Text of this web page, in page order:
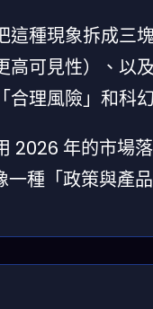
種現象拆成三塊
高可見性）、以及
理風險」和科
2026 年的市
種「政策與產